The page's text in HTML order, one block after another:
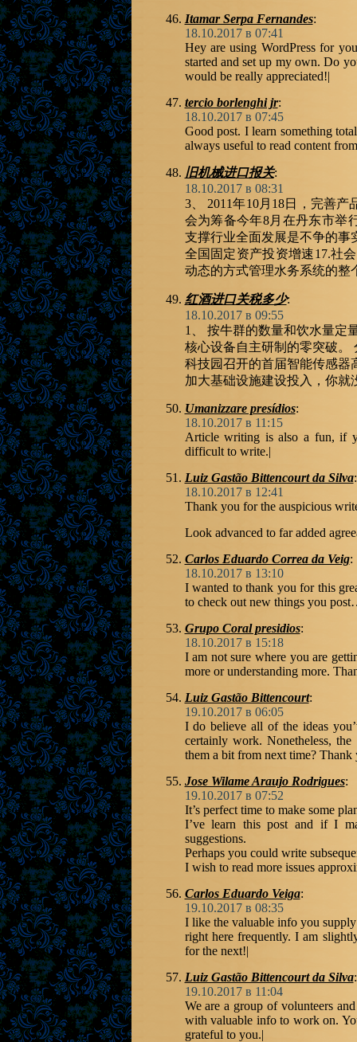
Itamar Serpa Fernandes:
18.10.2017 в 07:41
Hey are using WordPress for
started and set up my own. Do
would be really appreciated!|
tercio borlenghi jr:
18.10.2017 в 07:45
Good post. I learn something
always useful to read content
旧机械进口报关:
18.10.2017 в 08:31
3、 2011年10月18日，完善
会为筹备今年8月在丹东市举
支撑行业全面发展是不争的事
全国固定资产投资增速17.社
动态的方式管理水务系统的整
红酒进口关税多少:
18.10.2017 в 09:55
1、 按牛群的数量和饮水量定
核心设备自主研制的零突破。
科技园召开的首届智能传感器
加大基础设施建设投入，你就
Umanizzare presídios:
18.10.2017 в 11:15
Article writing is also a fun, if
difficult to write.|
Luiz Gastão Bittencourt da Silva:
18.10.2017 в 12:41
Thank you for the auspicious
Look advanced to far added
Carlos Eduardo Correa da Veig:
18.10.2017 в 13:10
I wanted to thank you for this
to check out new things you
Grupo Coral presidios:
18.10.2017 в 15:18
I am not sure where you are
more or understanding more.
Luiz Gastão Bittencourt:
19.10.2017 в 06:05
I do believe all of the ideas
certainly work. Nonetheless,
them a bit from next time? Thank
Jose Wilame Araujo Rodrigues:
19.10.2017 в 07:52
It’s perfect time to make some
I’ve learn this post and if I
suggestions.
Perhaps you could write
I wish to read more issues
Carlos Eduardo Veiga:
19.10.2017 в 08:35
I like the valuable info you
right here frequently. I am
for the next!|
Luiz Gastão Bittencourt da Silva:
19.10.2017 в 11:04
We are a group of volunteers
with valuable info to work on.
grateful to you.|